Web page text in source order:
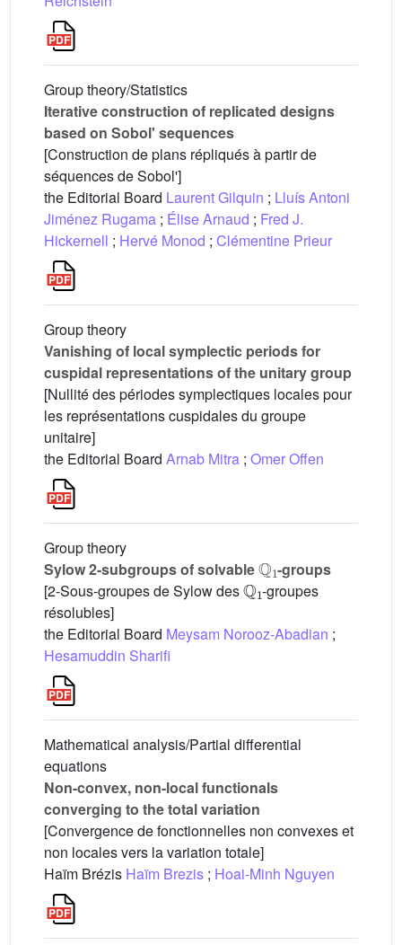
Group theory/Statistics
Iterative construction of replicated designs
based on Sobol' sequences
[Construction de plans répliqués à partir de
séquences de Sobol']
the Editorial Board Laurent Gilquin ; Lluís Antoni
Jiménez Rugama ; Élise Arnaud ; Fred J.
Hickernell ; Hervé Monod ; Clémentine Prieur
Group theory
Vanishing of local symplectic periods for
cuspidal representations of the unitary group
[Nullité des périodes symplectiques locales pour
les représentations cuspidales du groupe
unitaire]
the Editorial Board Arnab Mitra ; Omer Offen
Group theory
Sylow 2-subgroups of solvable
-groups
[2-Sous-groupes de Sylow des
Q1
-groupes
résolubles]
the Editorial Board Meysam Norooz-Abadian ;
Hesamuddin Sharifi
Mathematical analysis/Partial differential
equations
Non-convex, non-local functionals
converging to the total variation
[Convergence de fonctionnelles non convexes et
non locales vers la variation totale]
Haïm Brézis Haïm Brezis ; Hoai-Minh Nguyen